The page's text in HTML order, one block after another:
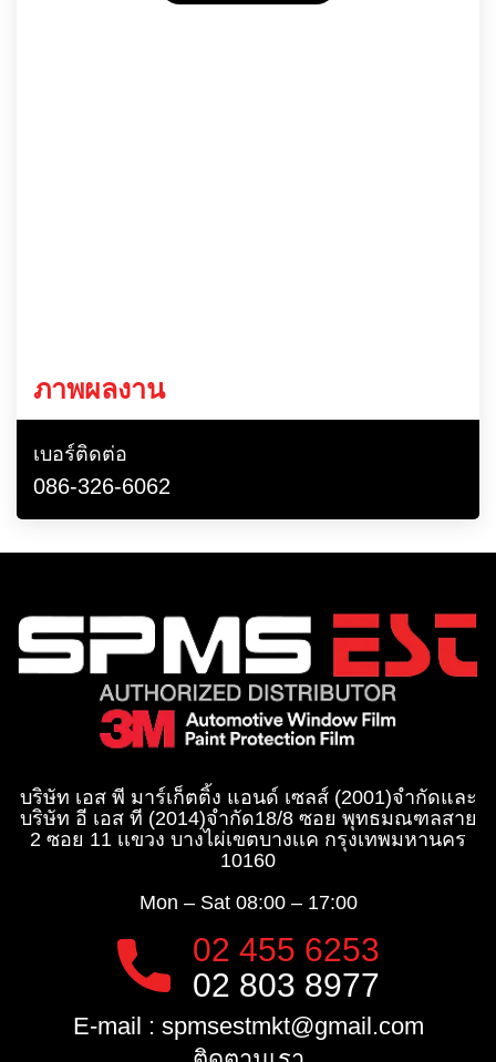
ภาพผลงาน
เบอร์ติดต่อ
086-326-6062
บริษัท เอส พี มาร์เก็ตติ้ง แอนด์ เซลส์ (2001)จำกัดและ
บริษัท อี เอส ที (2014)จำกัด​18/8 ซอย พุทธมณฑลสาย
2 ซอย 11 เเขวง บางไผ่เขตบางเเค กรุงเทพมหานคร
10160
Mon – Sat 08:00 – 17:00
02 455 6253
02 803 8977
E-mail : spmsestmkt@gmail.com